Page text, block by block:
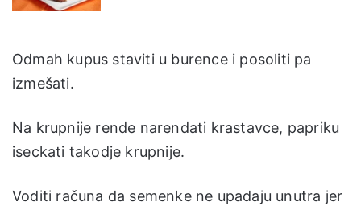
Odmah kupus staviti u burence i posoliti pa
izmešati.
Na krupnije rende narendati krastavce, papriku
iseckati takodje krupnije.
Voditi računa da semenke ne upadaju unutra jer